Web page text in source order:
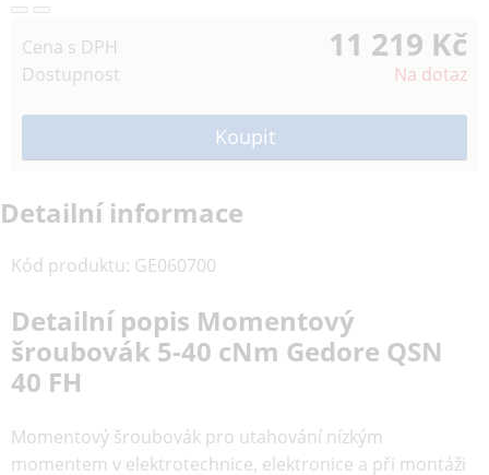
Cena s DPH 11 219 Kč
Dostupnost Na dotaz
Detailní informace
Kód produktu: GE060700
Detailní popis Momentový
šroubovák 5-40 cNm Gedore QSN
40 FH
Momentový šroubovák pro utahování nízkým
momentem v elektrotechnice, elektronice a při montáži